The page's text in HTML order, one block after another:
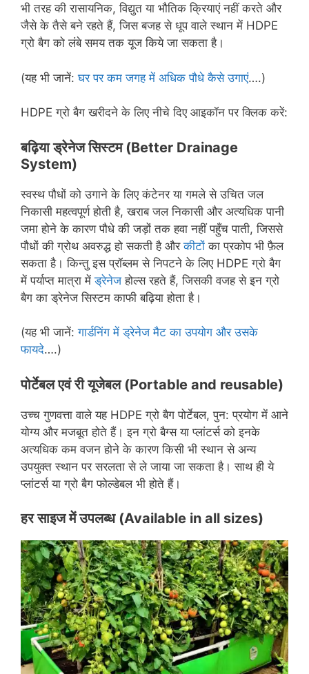
भी तरह की रासायनिक, विद्युत या भौतिक क्रियाएं नहीं करते और
जैसे के तैसे बने रहते हैं, जिस बजह से धूप वाले स्थान में HDPE
ग्रो बैग को लंबे समय तक यूज किये जा सकता है।
(यह भी जानें:घर पर कम जगह में अधिक पौधे कैसे उगाएं….)
HDPE ग्रो बैग खरीदने के लिए नीचे दिए आइकॉन पर क्लिक करें:
बढ़िया ड्रेनेज सिस्टम (Better Drainage
System)
स्वस्थ पौधों को उगाने के लिए कंटेनर या गमले से उचित जल
निकासी महत्वपूर्ण होती है, खराब जल निकासी और अत्यधिक पानी
जमा होने के कारण पौधे की जड़ों तक हवा नहीं पहुँच पाती, जिससे
पौधों की ग्रोथ अवरुद्ध हो सकती है औरकीटों का प्रकोप भी फ़ैल
सकता है। किन्तु इस प्रॉब्लम से निपटने के लिए HDPE ग्रो बैग
में पर्याप्त मात्रा में ड्रेनेज होल्स रहते हैं, जिसकी वजह से इन ग्रो
बैग का ड्रेनेज सिस्टम काफी बढ़िया होता है।
(यह भी जानें:गार्डनिंग में ड्रेनेज मैट का उपयोग और उसके
फायदे….)
पोर्टेबल एवं री यूजेबल (Portable and reusable)
उच्च गुणवत्ता वाले यह HDPE ग्रो बैग पोर्टेबल, पुन: प्रयोग में आने
योग्य और मजबूत होते हैं। इन ग्रो बैग्स या प्लांटर्स को इनके
अत्यधिक कम वजन होने के कारण किसी भी स्थान से अन्य
उपयुक्त स्थान पर सरलता से ले जाया जा सकता है। साथ ही ये
प्लांटर्स या ग्रो बैग फोल्डेबल भी होते हैं।
हर साइज में उपलब्ध (Available in all sizes)